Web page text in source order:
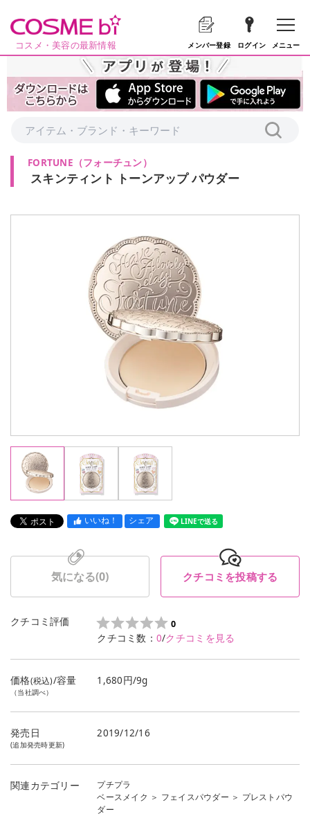
コスメ・美容の最新情報 メンバー登録 ログイン メニュー
FORTUNE （フォーチュン）
スキンティント トーンアップ パウダー
いいね！ シェア LINEで送る
気になる(0) クチコミを投稿する
クチコミ評価 0
クチコミ数： 0/クチコミを見る
価格(税込)/容量
（当社調べ）
1,680円/9g
発売日
(追加発売時更新)
2019/12/16
関連カテゴリー
プチプラ
ベースメイク ＞ フェイスパウダー ＞ プレストパウ
ダー